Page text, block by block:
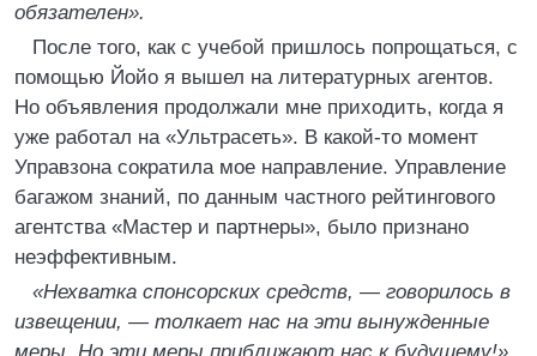
обязателен».
После того, как с учебой пришлось попрощаться, с
помощью Йойо я вышел на литературных агентов.
Но объявления продолжали мне приходить, когда я
уже работал на «Ультрасеть». В какой-то момент
Управзона сократила мое направление. Управление
багажом знаний, по данным частного рейтингового
агентства «Мастер и партнеры», было признано
неэффективным.
«Нехватка спонсорских средств, — говорилось в
извещении, — толкает нас на эти вынужденные